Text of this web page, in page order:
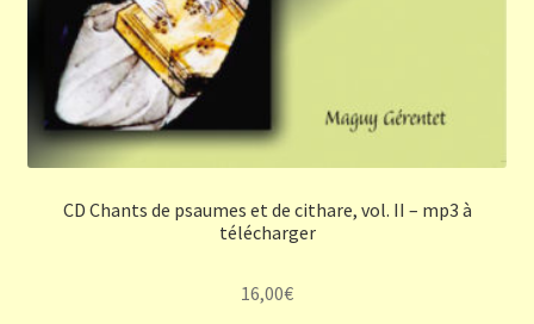
CD Chants de psaumes et de cithare, vol. II – mp3 à
télécharger
16,00€